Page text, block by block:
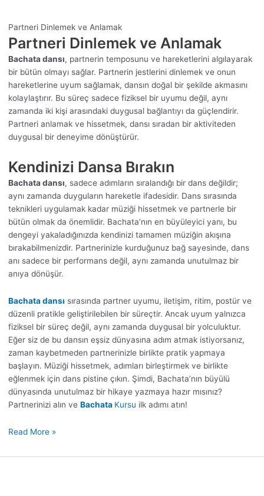
Partneri Dinlemek ve Anlamak
Partneri Dinlemek ve Anlamak
Bachata dansı, partnerin temposunu ve hareketlerini algılayarak
bir bütün olmayı sağlar. Partnerin jestlerini dinlemek ve onun
hareketlerine uyum sağlamak, dansın doğal bir şekilde akmasını
kolaylaştırır. Bu süreç sadece fiziksel bir uyumu değil, aynı
zamanda iki kişi arasındaki duygusal bağlantıyı da güçlendirir.
Partneri anlamak ve hissetmek, dansı sıradan bir aktiviteden
duygusal bir deneyime dönüştürür.
Kendinizi Dansa Bırakın
Bachata dansı, sadece adımların sıralandığı bir dans değildir;
aynı zamanda duyguların hareketle ifadesidir. Dans sırasında
teknikleri uygulamak kadar müziği hissetmek ve partnerle bir
bütün olmak da önemlidir. Bachata’nın en büyüleyici yanı, bu
dengeyi yakaladığınızda kendinizi tamamen müziğin akışına
bırakabilmenizdir. Partnerinizle kurduğunuz bağ sayesinde, dans
anı sadece bir performans değil, aynı zamanda unutulmaz bir
anıya dönüşür.
Bachata dansı sırasında partner uyumu, iletişim, ritim, postür ve
düzenli pratikle geliştirilebilen bir süreçtir. Ancak uyum yalnızca
fiziksel bir süreç değil, aynı zamanda duygusal bir yolculuktur.
Eğer siz de bu dansın eşsiz dünyasına adım atmak istiyorsanız,
zaman kaybetmeden partnerinizle birlikte pratik yapmaya
başlayın. Müziği hissetmek, adımları birleştirmek ve birlikte
eğlenmek için dans pistine çıkın. Şimdi, Bachata’nın büyülü
dünyasında unutulmaz bir hikaye yazmaya hazır mısınız?
Partnerinizi alın ve Bachata Kursu ilk adımı atın!
Read More »